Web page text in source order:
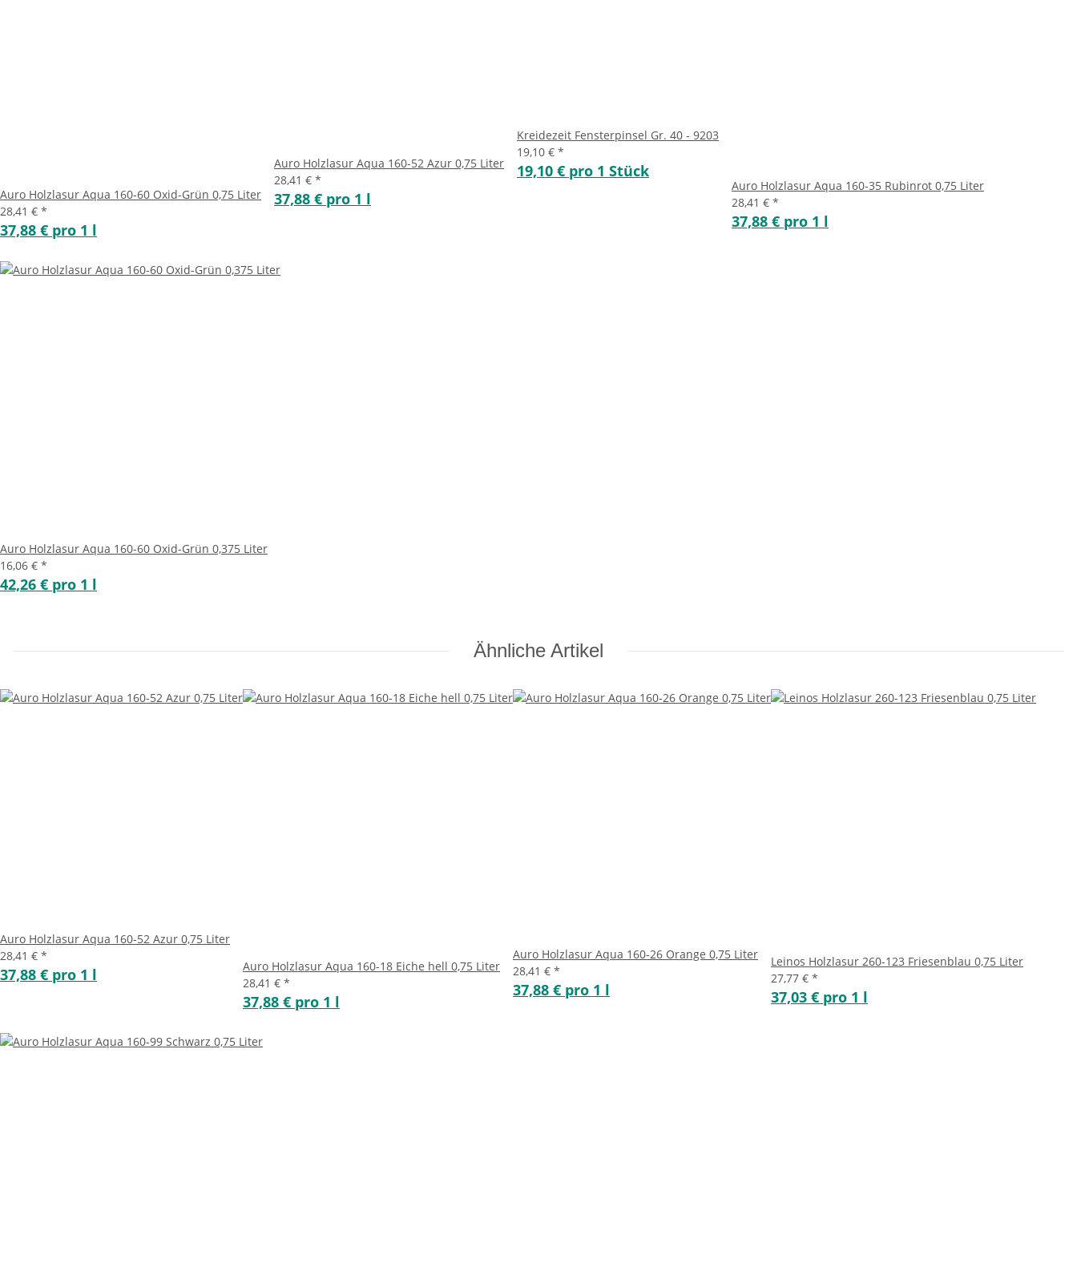
Auro Holzlasur Aqua 160-60 Oxid-Grün 0,75 Liter
28,41 € *
37,88 € pro 1 l
Auro Holzlasur Aqua 160-52 Azur 0,75 Liter
28,41 € *
37,88 € pro 1 l
Kreidezeit Fensterpinsel Gr. 40 - 9203
19,10 € *
19,10 € pro 1 Stück
Auro Holzlasur Aqua 160-35 Rubinrot 0,75 Liter
28,41 € *
37,88 € pro 1 l
Auro Holzlasur Aqua 160-60 Oxid-Grün 0,375 Liter
16,06 € *
42,26 € pro 1 l
Ähnliche Artikel
Auro Holzlasur Aqua 160-52 Azur 0,75 Liter
28,41 € *
37,88 € pro 1 l
Auro Holzlasur Aqua 160-18 Eiche hell 0,75 Liter
28,41 € *
37,88 € pro 1 l
Auro Holzlasur Aqua 160-26 Orange 0,75 Liter
28,41 € *
37,88 € pro 1 l
Leinos Holzlasur 260-123 Friesenblau 0,75 Liter
27,77 € *
37,03 € pro 1 l